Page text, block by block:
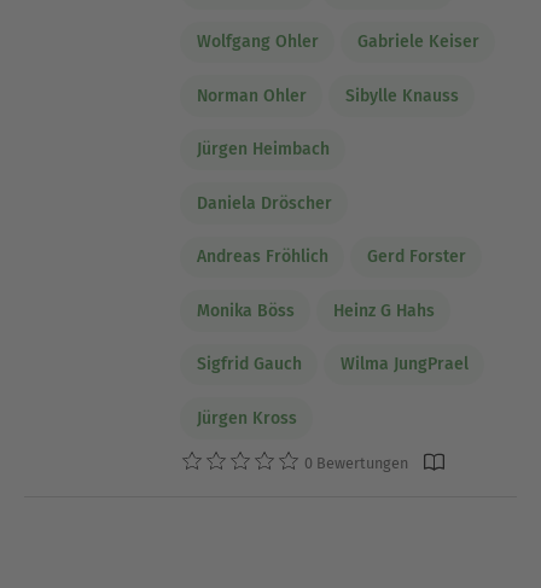
Wolfgang Ohler Gabriele Keiser
Norman Ohler Sibylle Knauss
Jürgen Heimbach
Daniela Dröscher
Andreas Fröhlich Gerd Forster
Monika Böss Heinz G Hahs
Sigfrid Gauch Wilma JungPrael
Jürgen Kross
0 Bewertungen